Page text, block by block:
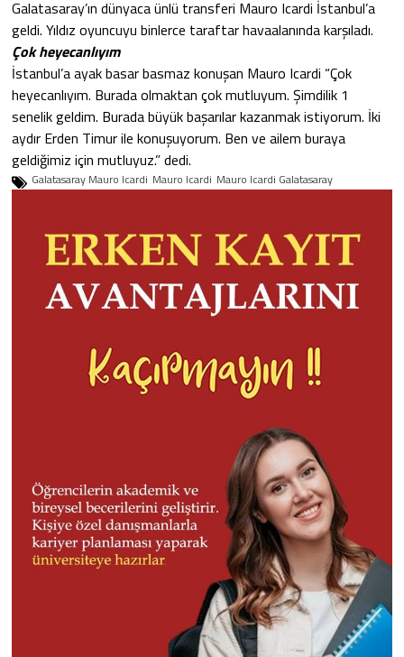
Galatasaray’ın dünyaca ünlü transferi Mauro Icardi İstanbul’a
geldi. Yıldız oyuncuyu binlerce taraftar havaalanında karşıladı.
Çok heyecanlıyım
İstanbul’a ayak basar basmaz konuşan Mauro Icardi “Çok
heyecanlıyım. Burada olmaktan çok mutluyum. Şimdilik 1
senelik geldim. Burada büyük başarılar kazanmak istiyorum. İki
aydır Erden Timur ile konuşuyorum. Ben ve ailem buraya
geldiğimiz için mutluyuz.” dedi.
Galatasaray Mauro Icardi Mauro Icardi Mauro Icardi Galatasaray